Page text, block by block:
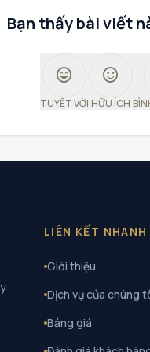
Bạn thấy bài viết
sentiment_very_satisfied
TUYỆT VỜI
sentiment_satisfied
HỮU ÍCH
LIÊN KẾT NHANH
Giới thiệu
Dịch vụ của chúng
Bảng giá